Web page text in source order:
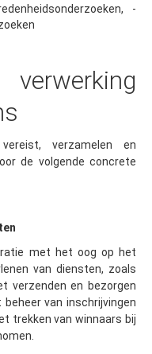
-
verzamelen en
de volgende concrete
met het oog op het
van diensten, zoals
verzenden en bezorgen
van inschrijvingen
trekken van winnaars bij